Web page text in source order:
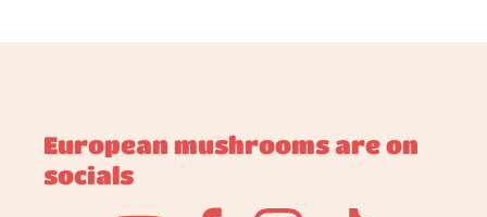
European mushrooms are on
socials